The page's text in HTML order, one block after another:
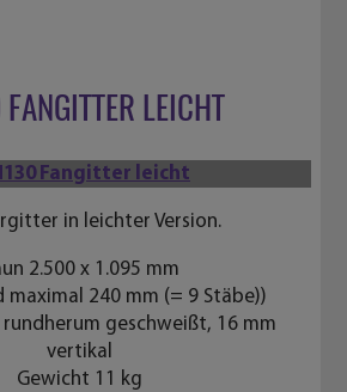
LEICHT
in leichter Version.
2.500 x 1.095 mm
maximal 240 mm (= 9 Stäbe))
rundherum geschweißt, 16 mm
vertikal
Gewicht 11 kg